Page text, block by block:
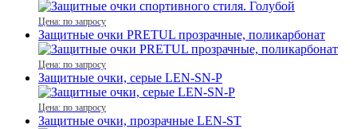
Цена: по запросу
Защитные очки PRETUL прозрачные, поликарбонат
Цена: по запросу
Защитные очки, серые LEN-SN-P
Цена: по запросу
Защитные очки, прозрачные LEN-ST